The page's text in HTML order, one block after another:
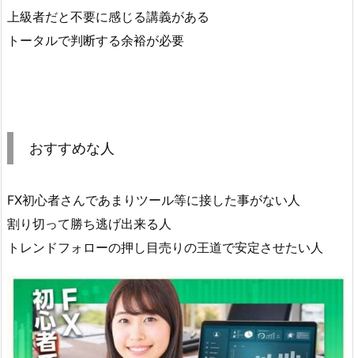
上級者だと不要に感じる講義がある
トータルで判断する余裕が必要
おすすめな人
FX初心者さんであまりツール等に接した事がない人
割り切って勝ち逃げ出来る人
トレンドフォローの押し目売りの王道で安定させたい人